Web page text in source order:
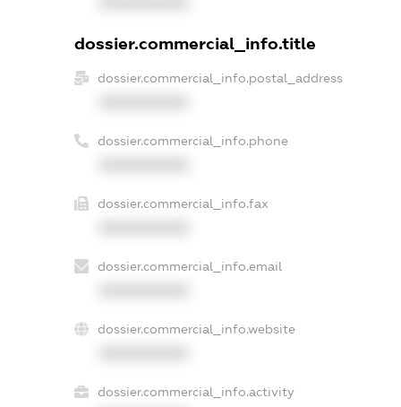
dossier.commercial_info.title
dossier.commercial_info.postal_address
dossier.commercial_info.phone
dossier.commercial_info.fax
dossier.commercial_info.email
dossier.commercial_info.website
dossier.commercial_info.activity